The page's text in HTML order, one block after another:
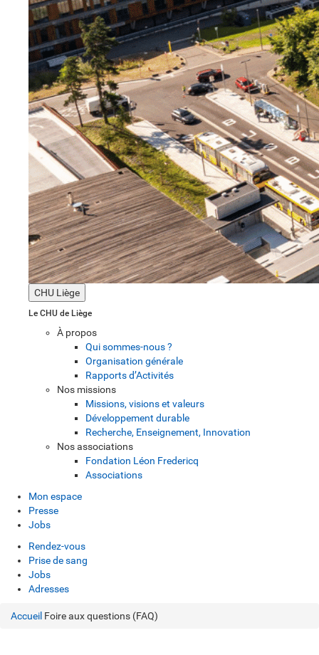
CHU Liège
Le CHU de Liège
À propos
Qui sommes-nous ?
Organisation générale
Rapports d’Activités
Nos missions
Missions, visions et valeurs
Développement durable
Recherche, Enseignement, Innovation
Nos associations
Fondation Léon Fredericq
Associations
Mon espace
Presse
Jobs
Rendez-vous
Prise de sang
Jobs
Adresses
Accueil Foire aux questions (FAQ)